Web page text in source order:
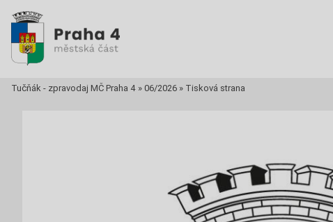
Tučňák - zpravodaj MČ Praha 4 » 06/2026 » Tisková strana